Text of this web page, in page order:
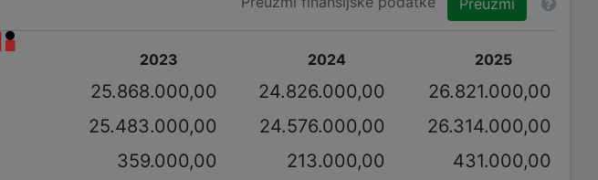
2023 2024 2025
25.868.000,00 24.826.000,00
26.821.000,00
25.483.000,00 24.576.000,00
26.314.000,00
359.000,00 213.000,00
431.000,00